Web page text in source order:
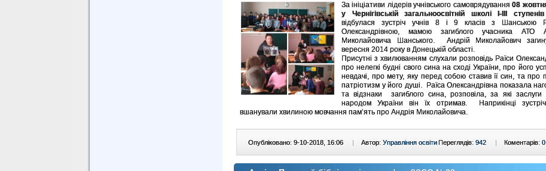
За ініціативи лідерів учнівського самоврядування08
у Чернігівській загальноосвітній школі І-ІІІ
відбулася зустріч учнів 8 і 9 класів з Шанською
Олександрівною, мамою загиблого учасника АТО
Миколайовича Шанського. Андрій Миколайович
вересня 2014 року в Донецькій області.
Присутні з хвилюванням слухали розповідь Раїси
про нелегкі будні свого сина на сході України, про його
невдачі, про мету, яку перед собою ставив її син, та про
патріотизм у його душі. Раїса Олександрівна показала
та відзнаки загиблого сина, розповіла, за які заслуги
народом України він їх отримав. Наприкінці
вшанували хвилиною мовчання пам’ять про Андрія Миколайовича.
Опубліковано: 9-10-2018, 16:06 | Автор: Управління освіти Коментарів: 0
Переглядів: 942 |